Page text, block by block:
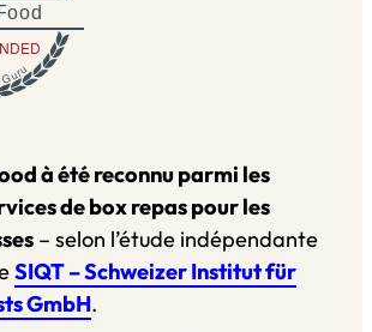
à été reconnu parmi les
de box repas pour les
– selon l’étude indépendante
SIQT – Schweizer Institut für
GmbH.